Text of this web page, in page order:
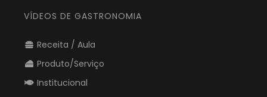
VÍDEOS DE GASTRONOMIA
Receita / Aula
Produto/Serviço
Institucional